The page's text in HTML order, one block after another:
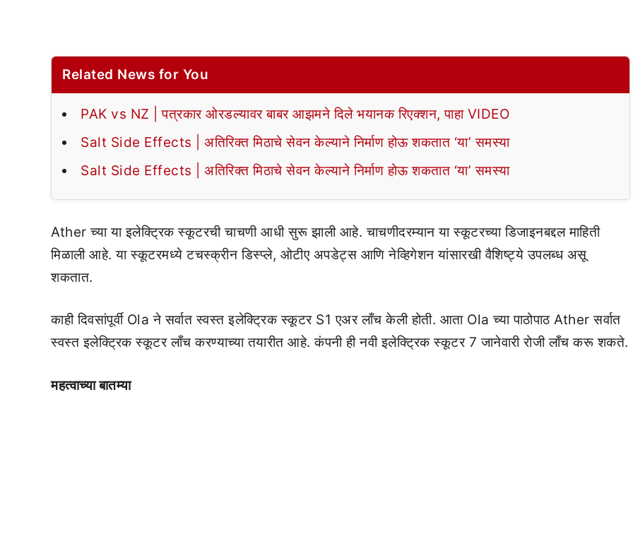
Related News for You
PAK vs NZ | पत्रकार ओरडल्यावर बाबर आझमने दिले भयानक रिएक्शन, पाहा VIDEO
Salt Side Effects | अतिरिक्त मिठाचे सेवन केल्याने निर्माण होऊ शकतात ‘या’ समस्या
Salt Side Effects | अतिरिक्त मिठाचे सेवन केल्याने निर्माण होऊ शकतात ‘या’ समस्या
Ather च्या या इलेक्ट्रिक स्कूटरची चाचणी आधी सुरू झाली आहे. चाचणीदरम्यान या स्कूटरच्या डिजाइनबद्दल माहिती
मिळाली आहे. या स्कूटरमध्ये टचस्क्रीन डिस्प्ले, ओटीए अपडेट्स आणि नेव्हिगेशन यांसारखी वैशिष्ट्ये उपलब्ध असू
शकतात.
काही दिवसांपूर्वी Ola ने सर्वात स्वस्त इलेक्ट्रिक स्कूटर S1 एअर लाँच केली होती. आता Ola च्या पाठोपाठ Ather सर्वात
स्वस्त इलेक्ट्रिक स्कूटर लाँच करण्याच्या तयारीत आहे. कंपनी ही नवी इलेक्ट्रिक स्कूटर 7 जानेवारी रोजी लाँच करू शकते.
महत्वाच्या बातम्या